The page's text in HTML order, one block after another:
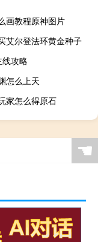
画教程原神图片
艾尔登法环黄金种子
攻略
怎么上天
家怎么得原石
☚